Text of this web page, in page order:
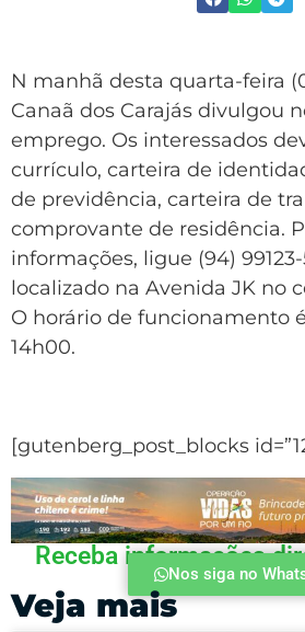
N manhã desta quarta-feira
Canaã dos Carajás divulgou
emprego. Os interessados
currículo, carteira de
de previdência, carteira de
comprovante de residência.
informações, ligue (94)
localizado na Avenida JK no
O horário de funcionamento
14h00.
[gutenberg_post_blocks
Receba informações
Nos siga no
Veja mais